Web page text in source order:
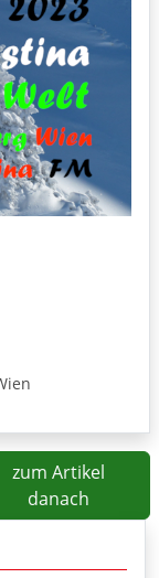
zum Artikel
danach